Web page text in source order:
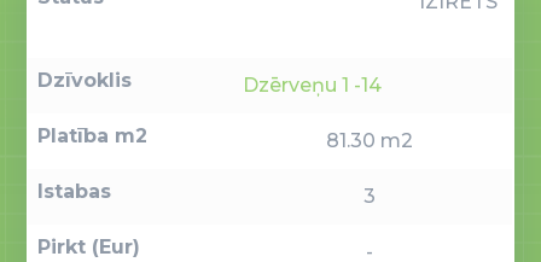
Dzīvoklis Dzērveņu 1 -14
Platība m2 81.30 m2
Istabas 3
Pirkt (Eur) -